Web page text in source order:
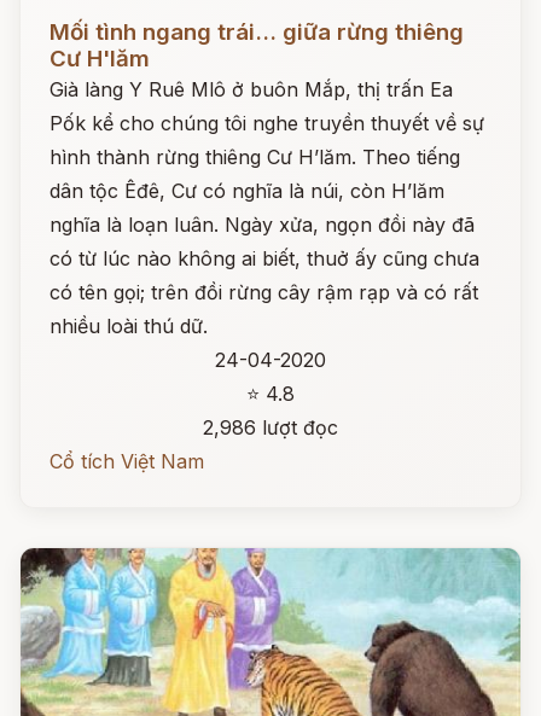
Đọc ngay
Mối tình ngang trái... giữa rừng thiêng
Cư H'lăm
Già làng Y Ruê Mlô ở buôn Mắp, thị trấn Ea
Pốk kể cho chúng tôi nghe truyền thuyết về sự
hình thành rừng thiêng Cư H’lăm. Theo tiếng
dân tộc Êđê, Cư có nghĩa là núi, còn H’lăm
nghĩa là loạn luân. Ngày xửa, ngọn đồi này đã
có từ lúc nào không ai biết, thuở ấy cũng chưa
có tên gọi; trên đồi rừng cây rậm rạp và có rất
nhiều loài thú dữ.
24-04-2020
⭐ 4.8
2,986 lượt đọc
Cổ tích Việt Nam